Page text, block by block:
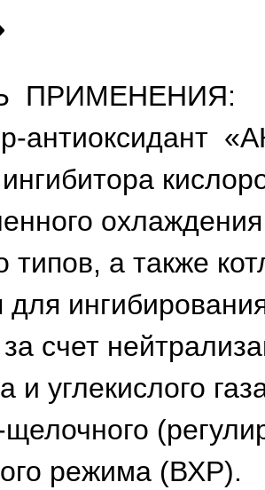
ПРИМЕНЕНИЯ:
антиоксидант
ингибитора
типов, а также
для
счет
и углекислого
щелочного
режима (ВХР).